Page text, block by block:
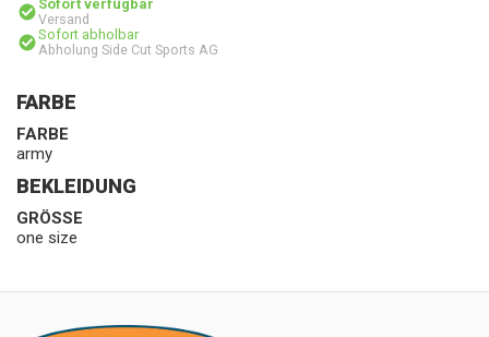
Sofort verfügbar
Versand
Sofort abholbar
Abholung Side Cut Sports AG
FARBE
FARBE
army
BEKLEIDUNG
GRÖSSE
one size